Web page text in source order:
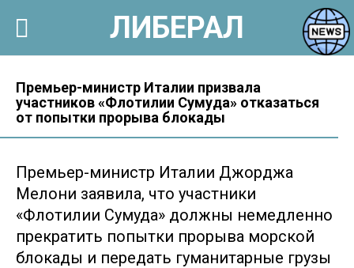
контенту
Премьер-министр Италии призвала
участников «Флотилии Сумуда» отказаться
от попытки прорыва блокады
Премьер-министр Италии Джорджа
Мелони заявила, что участники
«Флотилии Сумуда» должны немедленно
прекратить попытки прорыва морской
блокады и передать гуманитарные грузы
ЛИБЕРАЛ